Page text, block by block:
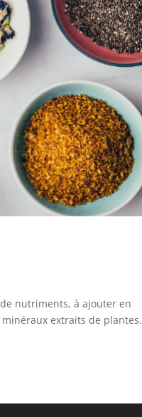
nutriments, à ajouter en
extraits de plantes.